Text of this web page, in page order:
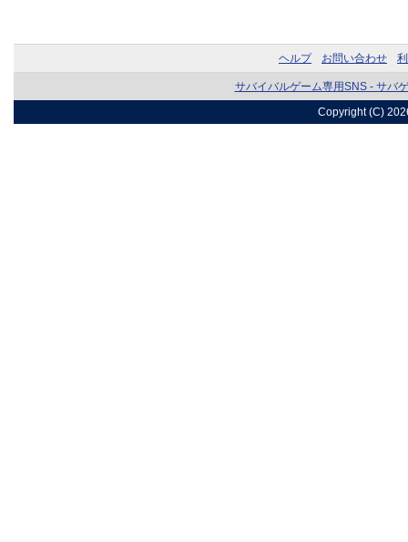
ヘルプ お問い合わせ
サバイバルゲーム専用SNS - サバ
Copyright (C)